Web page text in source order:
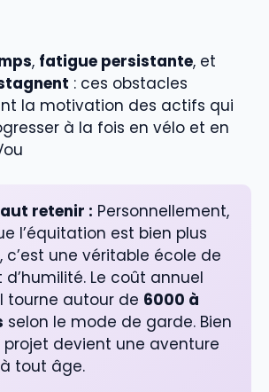
, fatigue persistante, et
: ces obstacles
la motivation des actifs qui
à la fois en vélo et en
retenir : Personnellement,
l’équitation est bien plus
c’est une véritable école de
Le coût annuel
tourne autour de 6000 à
selon le mode de garde. Bien
projet devient une aventure
tout âge.